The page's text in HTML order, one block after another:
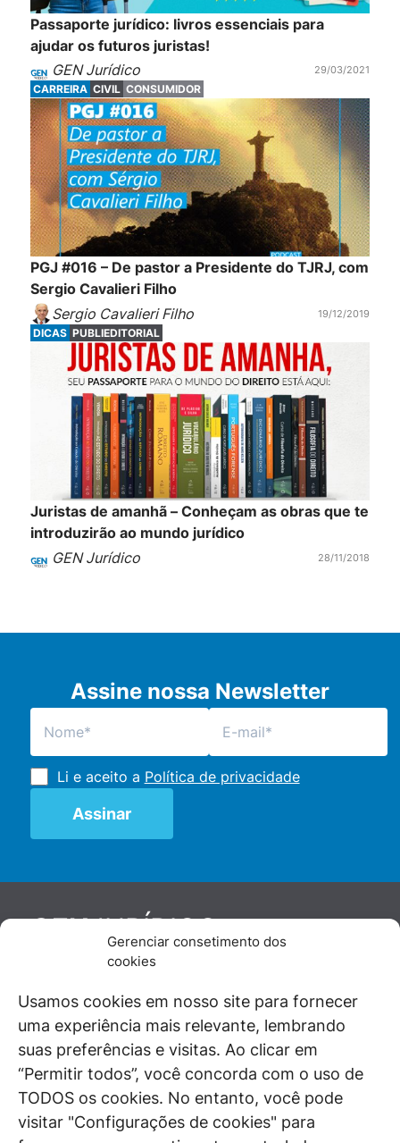
Gerenciar consetimento dos
cookies
Usamos cookies em nosso site para fornecer
uma experiência mais relevante, lembrando
suas preferências e visitas. Ao clicar em
“Permitir todos”, você concorda com o uso de
TODOS os cookies. No entanto, você pode
visitar "Configurações de cookies" para
Passaporte jurídico: livros essenciais para
ajudar os futuros juristas!
GEN Jurídico
29/03/2021
CARREIRA CIVIL CONSUMIDOR
PGJ #016 – De pastor a Presidente do TJRJ, com
Sergio Cavalieri Filho
Sergio Cavalieri Filho
19/12/2019
DICAS PUBLIEDITORIAL
Juristas de amanhã – Conheçam as obras que te
introduzirão ao mundo jurídico
GEN Jurídico
28/11/2018
Assine nossa Newsletter
Li e aceito a Política de privacidade
GENJURÍDICO
De maneira independente, os autores e
juristas e doutrinadores nacionais, se posicionam
diante de questões relevantes do cotidiano e
universo jurídico.